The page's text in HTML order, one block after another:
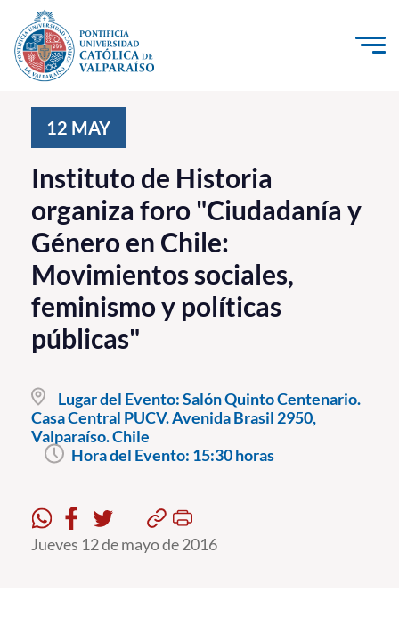
Click acá para ir directamente al contenido
Investigación, Creación e Innovación
PUCV Internacional
Vinculación con el Medio
Admisión
Pregrado
Postgrado
Formación Continua
Estudiantes
Funcionarios
Alumni
12 MAY
Instituto de Historia
organiza foro "Ciudadanía y
Género en Chile:
Movimientos sociales,
feminismo y políticas
públicas"
Lugar del Evento:Salón Quinto Centenario.
Casa Central PUCV. Avenida Brasil 2950,
Valparaíso. Chile
Hora del Evento: 15:30 horas
Jueves 12 de mayo de 2016